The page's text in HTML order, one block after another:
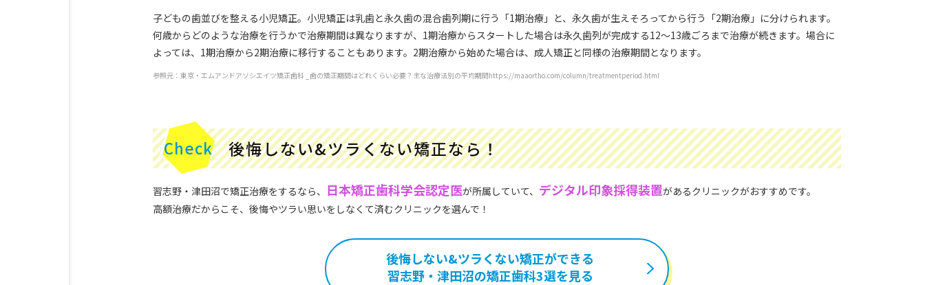
子どもの歯並びを整える小児矯正。小児矯正は乳歯と永久歯の混合歯列期に行う「1期治療」と、永久歯が生えそろってから行う「2期治療」に分けられます。
何歳からどのような治療を行うかで治療期間は異なりますが、1期治療からスタートした場合は永久歯列が完成する12～13歳ごろまで治療が続きます。場合に
よっては、1期治療から2期治療に移行することもあります。2期治療から始めた場合は、成人矯正と同様の治療期間となります。
参照元：東京・エムアンドアソシエイツ矯正歯科 _歯の矯正期間はどれくらい必要？主な治療法別の平均期間https://maaortho.com/column/treatmentperiod.html
後悔しない&ツラくない矯正なら！
習志野・津田沼で矯正治療をするなら、 日本矯正歯科学会認定医が所属していて、 デジタル印象採得装置があるクリニックがおすすめです。
高額治療だからこそ、後悔やツラい思いをしなくて済むクリニックを選んで！
後悔しない&ツラくない矯正ができる
習志野・津田沼の矯正歯科3選を見る